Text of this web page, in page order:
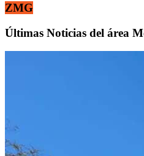
ZMG
Últimas Noticias del área